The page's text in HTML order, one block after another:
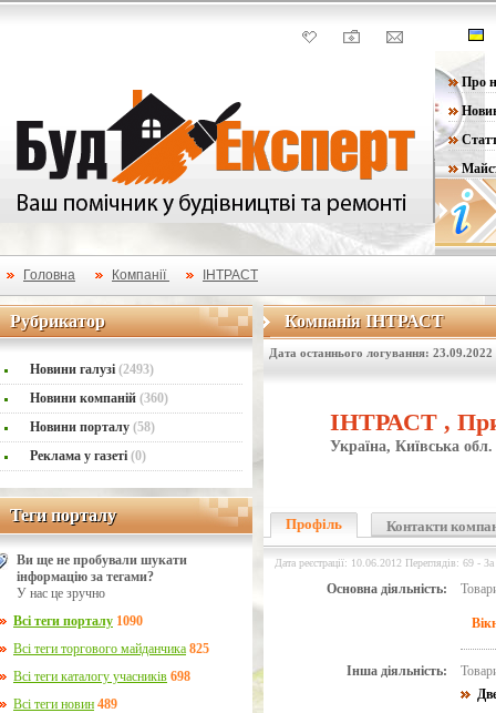
Про
Головна Компанії ІНТРАСТ
Рубрикатор
Рубрикатор
Новини галузі (2493)
Новини компаній (360)
Новини порталу (58)
Реклама у газеті (0)
Теги порталу
Теги порталу
Ви ще не пробували шукати
інформацію за тегами?
У нас це зручно
Всі теги порталу 1090
Всі теги торгового майданчика 825
Всі теги каталогу учасників 698
Всі теги новин 489
Компанія ІНТРАСТ
Компанія ІНТРАСТ
Дата останнього логування: 23.09.2022
ІНТРАСТ ,
Україна, Київська обл.
Профіль Контакти
Дата реєстрації: 10.06.2012 Переглядів: 69 -
Основна діяльність:
Інша діяльність: